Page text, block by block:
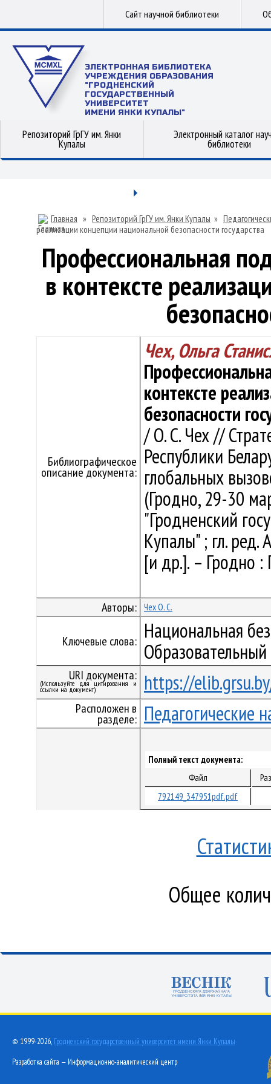
Сайт научной библиотеки
ЭЛЕКТРОННАЯ БИБЛИОТЕКА
УЧРЕЖДЕНИЯ ОБРАЗОВАНИЯ
"ГРОДНЕНСКИЙ
ГОСУДАРСТВЕННЫЙ
УНИВЕРСИТЕТ
ИМЕНИ ЯНКИ КУПАЛЫ"
Репозиторий ГрГУ им. Янки
Купалы
Электронный каталог
библиотеки
Главная » Репозиторий ГрГУ им. Янки Купалы »
реализации концепции национальной безопасности государства
Профессиональная
в контексте
Библиографическое
описание документа:
Чех, Ольга
контексте
безопасности
/ О. С. Чех //
Республики
глобальных
(Гродно, 29-30
"Гродненский
Купалы" ; гл.
[и др.]. – Гродно
Авторы: Чех О. С.
Ключевые слова: Национальная
URI документа:
(Используйте для цитирования и
ссылки на документ) https://
Расположен в
разделе: Педагогические
Полный текст документа:
Файл
792149_347951pdf.pdf
Общее
© 1999-2026, Гродненский государственный университет имени Янки Купалы
Разработка сайта — Информационно-аналитический центр